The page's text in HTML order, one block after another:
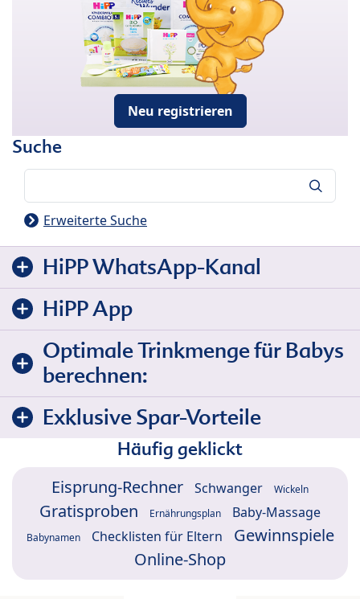
Neu registrieren
Suche
Erweiterte Suche
HiPP WhatsApp-Kanal
HiPP App
Optimale Trinkmenge für Babys
berechnen:
Exklusive Spar-Vorteile
Häufig geklickt
Eisprung-Rechner Schwanger Wickeln
Gratisproben Ernährungsplan Baby-Massage
Babynamen Checklisten für Eltern
Gewinnspiele
Online-Shop